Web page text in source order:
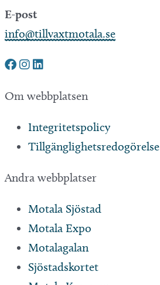
E-post
info@tillvaxtmotala.se
Om webbplatsen
Integritetspolicy
Tillgänglighetsredogörelse
Andra webbplatser
Motala Sjöstad
Motala Expo
Motalagalan
Sjöstadskortet